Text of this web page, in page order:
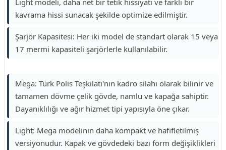
Light modeli, daha net bir tetik hissiyatı ve farklı bir
kavrama hissi sunacak şekilde optimize edilmiştir.
Şarjör Kapasitesi: Her iki model de standart olarak 15 veya
17 mermi kapasiteli şarjörlerle kullanılabilir.
Mega: Türk Polis Teşkilatı'nın kadro silahı olarak bilinir ve
tamamen dövme çelik gövde, namlu ve kapağa sahiptir.
Dayanıklılığı ve ağır hizmet tipi yapısıyla öne çıkar.
Light: Mega modelinin daha kompakt ve hafifletilmiş
versiyonudur. Kapak ve gövdedeki bazı form değişiklikleri